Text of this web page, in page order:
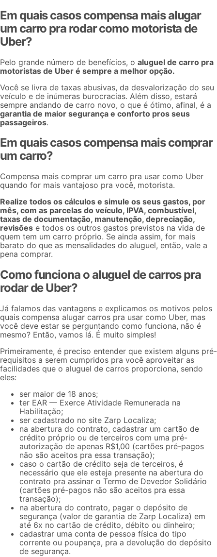
Em quais casos compensa mais alugar
um carro pra rodar como motorista de
Uber?
Pelo grande número de benefícios, o aluguel de carro pra
motoristas de Uber é sempre a melhor opção.
Você se livra de taxas abusivas, da desvalorização do seu
veículo e de inúmeras burocracias. Além disso, estará
sempre andando de carro novo, o que é ótimo, afinal, é a
garantia de maior segurança e conforto pros seus
passageiros.
Em quais casos compensa mais comprar
um carro?
Compensa mais comprar um carro pra usar como Uber
quando for mais vantajoso pra você, motorista.
Realize todos os cálculos e simule os seus gastos, por
mês, com as parcelas do veículo, IPVA, combustível,
taxas de documentação, manutenção, depreciação,
revisões e todos os outros gastos previstos na vida de
quem tem um carro próprio. Se ainda assim, for mais
barato do que as mensalidades do aluguel, então, vale a
pena comprar.
Como funciona o aluguel de carros pra
rodar de Uber?
Já falamos das vantagens e explicamos os motivos pelos
quais compensa alugar carros pra usar como Uber, mas
você deve estar se perguntando como funciona, não é
mesmo? Então, vamos lá. É muito simples!
Primeiramente, é preciso entender que existem alguns pré-
requisitos a serem cumpridos pra você aproveitar as
facilidades que o aluguel de carros proporciona, sendo
eles:
ser maior de 18 anos;
ter EAR — Exerce Atividade Remunerada na
Habilitação;
ser cadastrado no site Zarp Localiza;
na abertura do contrato, cadastrar um cartão de
crédito próprio ou de terceiros com uma pré-
autorização de apenas R$1,00 (cartões pré-pagos
não são aceitos pra essa transação);
caso o cartão de crédito seja de terceiros, é
necessário que ele esteja presente na abertura do
contrato pra assinar o Termo de Devedor Solidário
(cartões pré-pagos não são aceitos pra essa
transação);
na abertura do contrato, pagar o depósito de
segurança (valor de garantia de Zarp Localiza) em
até 6x no cartão de crédito, débito ou dinheiro;
cadastrar uma conta de pessoa física do tipo
corrente ou poupança, pra a devolução do depósito
de segurança.